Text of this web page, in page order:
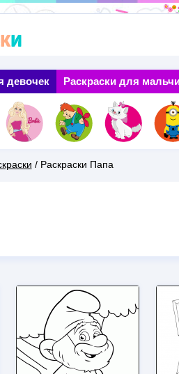
девочек Раскраски для
/ Раскраски Папа